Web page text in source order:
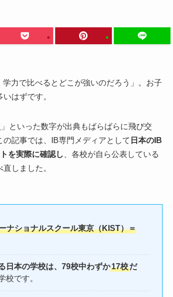
力で比べるとどこが強いのだろう」。お子
はずです。
といった数字が出典もばらばらに飛び交
記事では、IB専門メディアとして 日本のIB
を実際に確認し
、各校が自ら公表している
しました。
ナショナルスクール東京（KIST）＝
日本の学校は、79校中わずか17校だ
校です。